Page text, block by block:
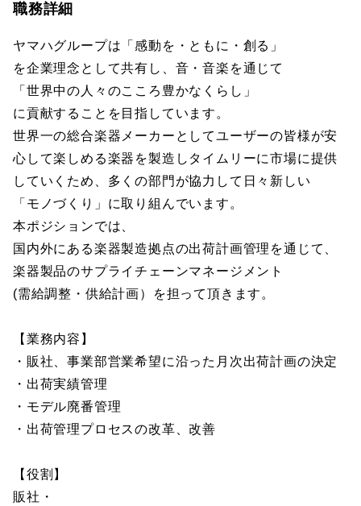
職務詳細
ヤマハグループは「感動を・ともに・創る」
を企業理念として共有し、音・音楽を通じて
「世界中の人々のこころ豊かなくらし」
に貢献することを目指しています。
世界一の総合楽器メーカーとしてユーザーの皆様が安
心して楽しめる楽器を製造しタイムリーに市場に提供
していくため、多くの部門が協力して日々新しい
「モノづくり」に取り組んでいます。
本ポジションでは、
国内外にある楽器製造拠点の出荷計画管理を通じて、
楽器製品のサプライチェーンマネージメント
(需給調整・供給計画）を担って頂きます。
【業務内容】
・販社、事業部営業希望に沿った月次出荷計画の決定
・出荷実績管理
・モデル廃番管理
・出荷管理プロセスの改革、改善
【役割】
販社・